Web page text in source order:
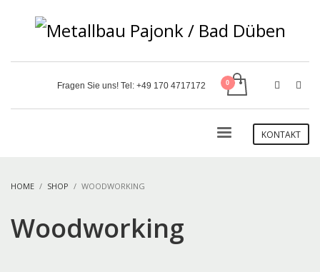
Fragen Sie uns! Tel: +49 170 4717172
KONTAKT
HOME SHOP WOODWORKING
Woodworking